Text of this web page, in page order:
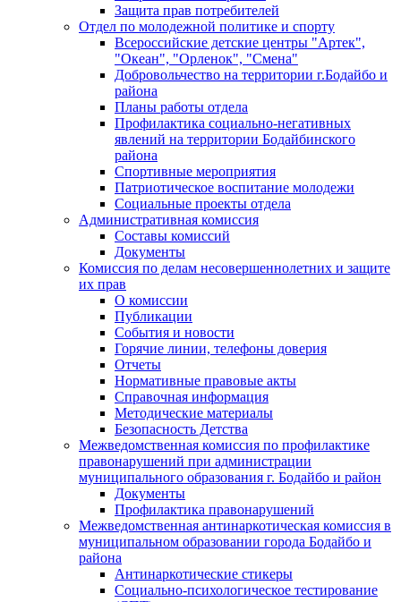
Защита прав потребителей
Отдел по молодежной политике и спорту
Всероссийские детские центры "Артек",
"Океан", "Орленок", "Смена"
Добровольчество на территории г.Бодайбо и
района
Планы работы отдела
Профилактика социально-негативных
явлений на территории Бодайбинского
района
Спортивные мероприятия
Патриотическое воспитание молодежи
Социальные проекты отдела
Административная комиссия
Составы комиссий
Документы
Комиссия по делам несовершеннолетних и защите
их прав
О комиссии
Публикации
События и новости
Горячие линии, телефоны доверия
Отчеты
Нормативные правовые акты
Справочная информация
Методические материалы
Безопасность Детства
Межведомственная комиссия по профилактике
правонарушений при администрации
муниципального образования г. Бодайбо и район
Документы
Профилактика правонарушений
Межведомственная антинаркотическая комиссия в
муниципальном образовании города Бодайбо и
района
Антинаркотические стикеры
Социально-психологическое тестирование